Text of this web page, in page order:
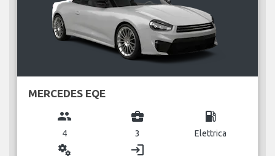
MERCEDES EQE
group
4
business_center
3
local_gas_station
Elettrica
miscellaneous_services login